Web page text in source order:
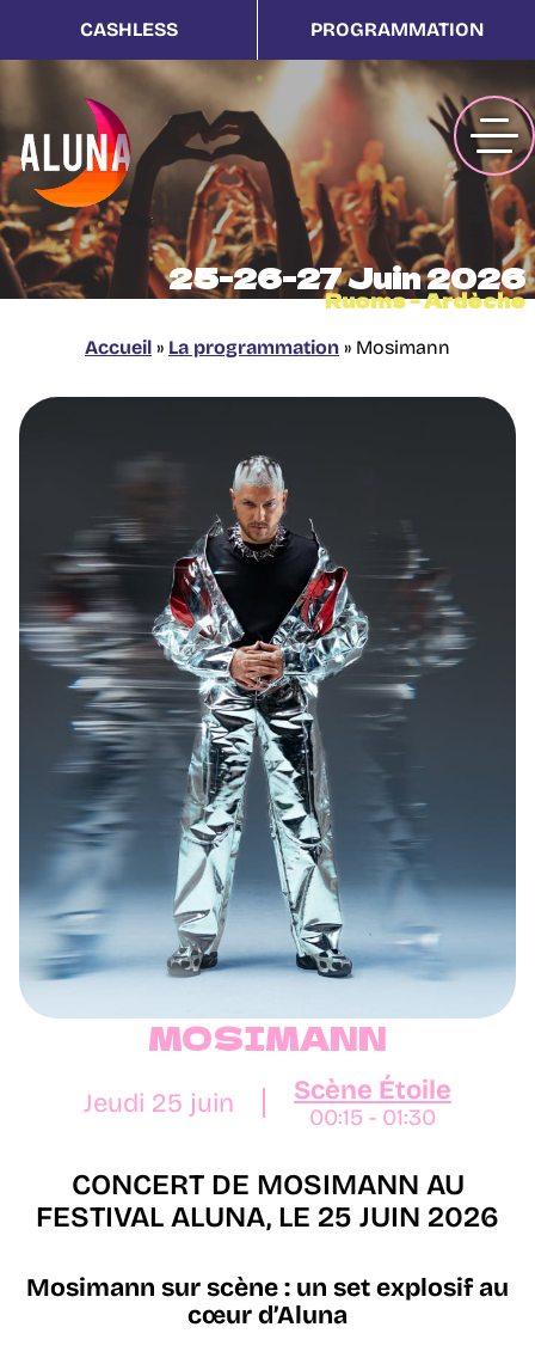
25-26-27 Juin 2026
Ruoms - Ardèche
CASHLESS PROGRAMMATION
Accueil » La programmation » Mosimann
MOSIMANN
Jeudi 25 juin Scène Étoile
00:15 - 01:30
CONCERT DE MOSIMANN AU
FESTIVAL ALUNA, LE 25 JUIN 2026
Mosimann sur scène : un set explosif au
cœur d’Aluna